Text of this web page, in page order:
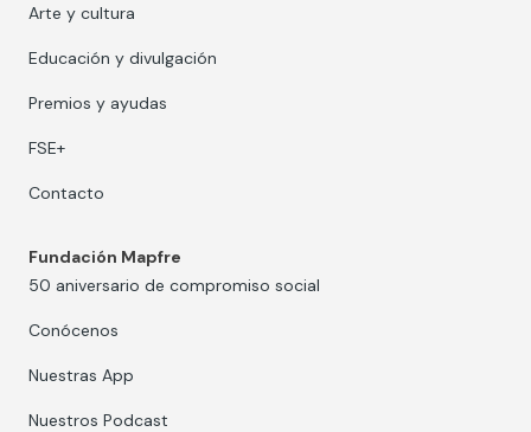
Arte y cultura
Educación y divulgación
Premios y ayudas
FSE+
Contacto
Fundación Mapfre
50 aniversario de compromiso social
Conócenos
Nuestras App
Nuestros Podcast